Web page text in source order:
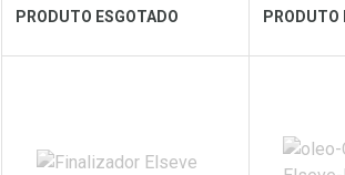
Ver Desconto Convênio Ver
PRODUTO ESGOTADO
Laboratório
Por Menos
PRODUTO
Por